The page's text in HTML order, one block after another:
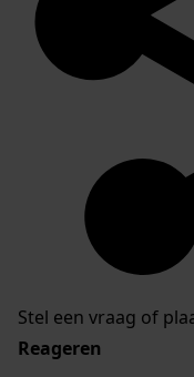
Stel een vraag of
Reageren